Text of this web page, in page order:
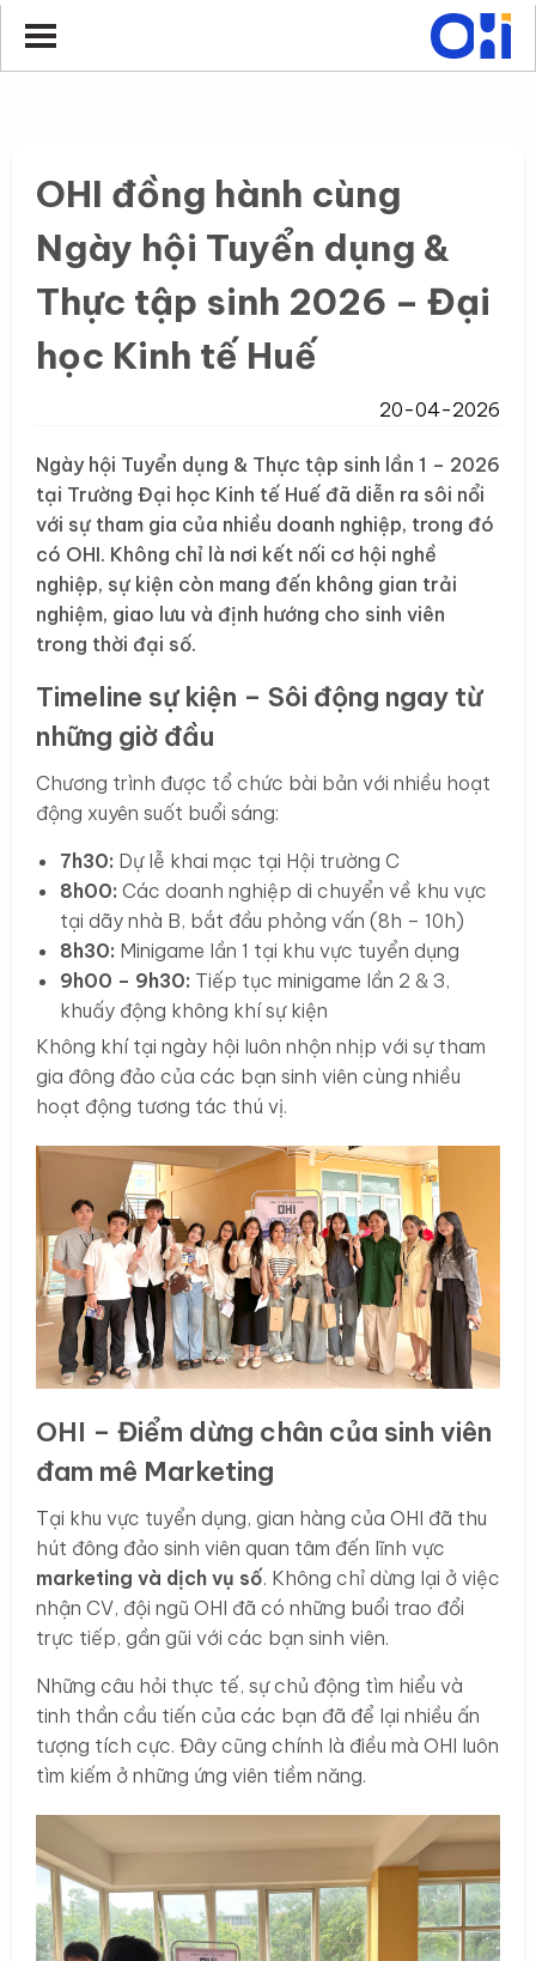
OHI đồng hành cùng
Ngày hội Tuyển dụng &
Thực tập sinh 2026 – Đại
học Kinh tế Huế
20-04-2026
Ngày hội Tuyển dụng & Thực tập sinh lần 1 – 2026
tại Trường Đại học Kinh tế Huế đã diễn ra sôi nổi
với sự tham gia của nhiều doanh nghiệp, trong đó
có OHI. Không chỉ là nơi kết nối cơ hội nghề
nghiệp, sự kiện còn mang đến không gian trải
nghiệm, giao lưu và định hướng cho sinh viên
trong thời đại số.
Timeline sự kiện – Sôi động ngay từ
những giờ đầu
Chương trình được tổ chức bài bản với nhiều hoạt
động xuyên suốt buổi sáng:
7h30: Dự lễ khai mạc tại Hội trường C
8h00: Các doanh nghiệp di chuyển về khu vực
tại dãy nhà B, bắt đầu phỏng vấn (8h – 10h)
8h30: Minigame lần 1 tại khu vực tuyển dụng
9h00 – 9h30: Tiếp tục minigame lần 2 & 3,
khuấy động không khí sự kiện
Không khí tại ngày hội luôn nhộn nhịp với sự tham
gia đông đảo của các bạn sinh viên cùng nhiều
hoạt động tương tác thú vị.
OHI – Điểm dừng chân của sinh viên
đam mê Marketing
Tại khu vực tuyển dụng, gian hàng của OHI đã thu
hút đông đảo sinh viên quan tâm đến lĩnh vực
marketing và dịch vụ số. Không chỉ dừng lại ở việc
nhận CV, đội ngũ OHI đã có những buổi trao đổi
trực tiếp, gần gũi với các bạn sinh viên.
Những câu hỏi thực tế, sự chủ động tìm hiểu và
tinh thần cầu tiến của các bạn đã để lại nhiều ấn
tượng tích cực. Đây cũng chính là điều mà OHI luôn
tìm kiếm ở những ứng viên tiềm năng.